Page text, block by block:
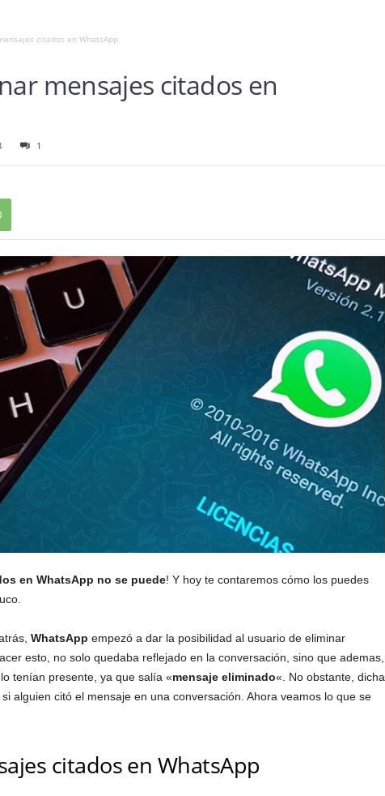
citados en WhatsApp
mensajes citados en
1
en WhatsApp no se puede! Y hoy te contaremos cómo los puedes
WhatsApp empezó a dar la posibilidad al usuario de eliminar
esto, no solo quedaba reflejado en la conversación, sino que ademas,
tenían presente, ya que salía «mensaje eliminado«. No obstante, dicha
alguien citó el mensaje en una conversación. Ahora veamos lo que se
citados en WhatsApp